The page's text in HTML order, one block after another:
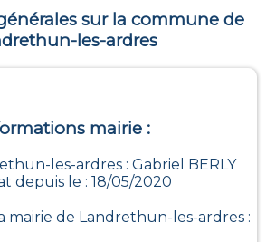
sur la commune de
les-ardres
mairie :
les-ardres : Gabriel BERLY
depuis le : 18/05/2020
mairie de Landrethun-les-ardres: